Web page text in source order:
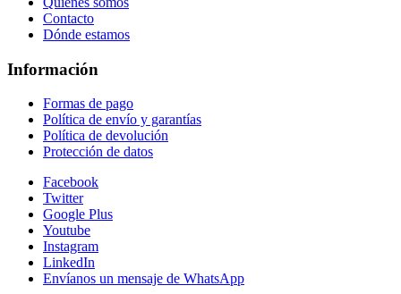
Contacto
Dónde estamos
Información
Formas de pago
Política de envío y garantías
Política de devolución
Protección de datos
Facebook
Twitter
Google Plus
Youtube
Instagram
LinkedIn
Envíanos un mensaje de WhatsApp